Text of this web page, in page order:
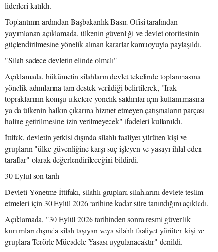
liderleri katıldı.
Toplantının ardından Başbakanlık Basın Ofisi tarafından
yayımlanan açıklamada, ülkenin güvenliği ve devlet otoritesinin
güçlendirilmesine yönelik alınan kararlar kamuoyuyla paylaşıldı.
"Silah sadece devletin elinde olmalı"
Açıklamada, hükümetin silahların devlet tekelinde toplanmasına
yönelik adımlarına tam destek verildiği belirtilerek, "Irak
topraklarının komşu ülkelere yönelik saldırılar için kullanılmasına
ya da ülkenin halkın çıkarına hizmet etmeyen çatışmaların parçası
haline getirilmesine izin verilmeyecek" ifadeleri kullanıldı.
İttifak, devletin yetkisi dışında silahlı faaliyet yürüten kişi ve
grupların "ülke güvenliğine karşı suç işleyen ve yasayı ihlal eden
taraflar" olarak değerlendirileceğini bildirdi.
30 Eylül son tarih
Devleti Yönetme İttifakı, silahlı gruplara silahlarını devlete teslim
etmeleri için 30 Eylül 2026 tarihine kadar süre tanındığını açıkladı.
Açıklamada, "30 Eylül 2026 tarihinden sonra resmi güvenlik
kurumları dışında silah taşıyan veya silahlı faaliyet yürüten kişi ve
gruplara Terörle Mücadele Yasası uygulanacaktır" denildi.